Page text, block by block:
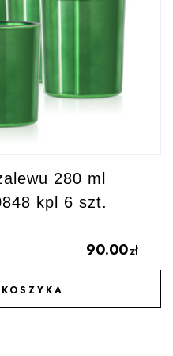
280 ml
kpl 6 szt.
90.00zł